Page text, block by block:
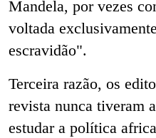
Mandela, por vezes
voltada
escravidão".
Terceira razão, os
revista nunca tiveram
estudar a política